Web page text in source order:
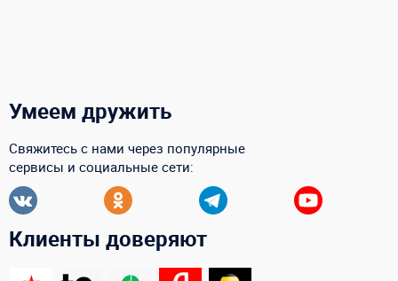
Умеем дружить
Свяжитесь с нами через популярные
сервисы и социальные сети:
Клиенты доверяют